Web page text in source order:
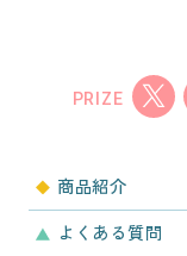
PRIZE
商品紹介
よくある質問